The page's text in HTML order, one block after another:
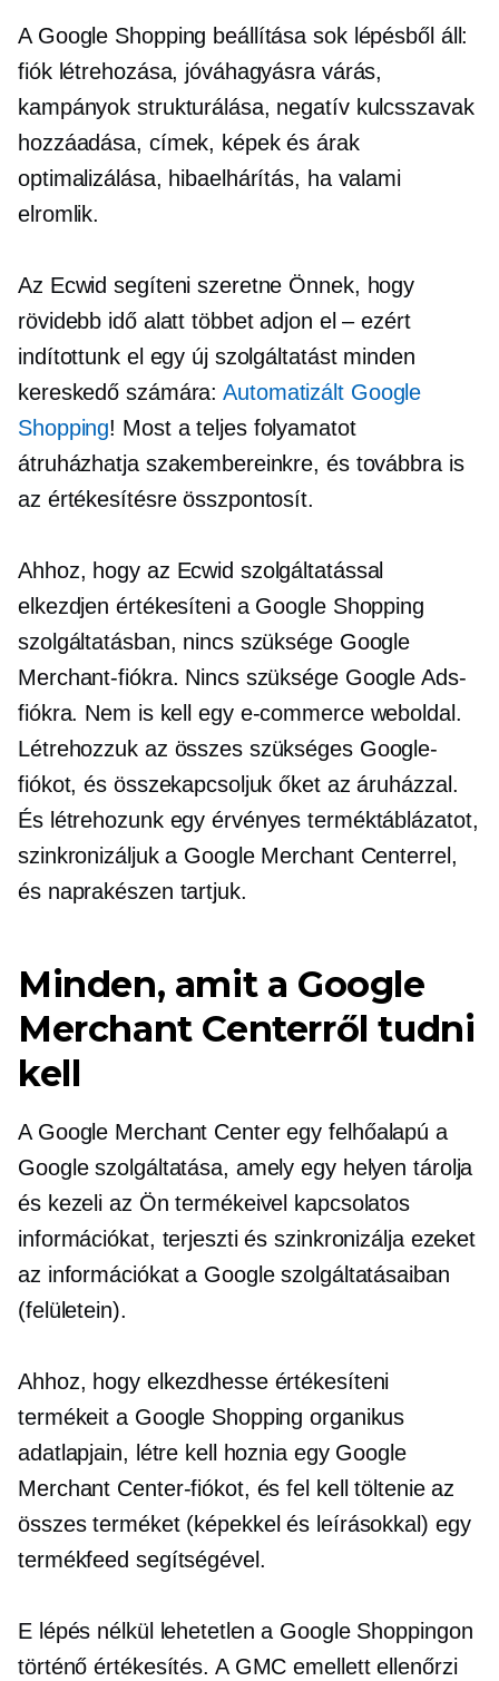
A Google Shopping beállítása sok lépésből áll:
fiók létrehozása, jóváhagyásra várás,
kampányok strukturálása, negatív kulcsszavak
hozzáadása, címek, képek és árak
optimalizálása, hibaelhárítás, ha valami
elromlik.
Az Ecwid segíteni szeretne Önnek, hogy
rövidebb idő alatt többet adjon el – ezért
indítottunk el egy új szolgáltatást minden
kereskedő számára:Automatizált Google
Shopping! Most a teljes folyamatot
átruházhatja szakembereinkre, és továbbra is
az értékesítésre összpontosít.
Ahhoz, hogy az Ecwid szolgáltatással
elkezdjen értékesíteni a Google Shopping
szolgáltatásban, nincs szüksége Google
Merchant-fiókra. Nincs szüksége Google Ads-
fiókra. Nem is kell egy e-commerceweboldal.
Létrehozzuk az összes szükséges Google-
fiókot, és összekapcsoljuk őket az áruházzal.
És létrehozunk egy érvényes terméktáblázatot,
szinkronizáljuk a Google Merchant Centerrel,
és naprakészen tartjuk.
Minden, amit a Google
Merchant Centerről tudni
kell
A Google Merchant Center egyfelhőalapú a
Google szolgáltatása, amely egy helyen tárolja
és kezeli az Ön termékeivel kapcsolatos
információkat, terjeszti és szinkronizálja ezeket
az információkat a Google szolgáltatásaiban
(felületein).
Ahhoz, hogy elkezdhesse értékesíteni
termékeit a Google Shopping organikus
adatlapjain, létre kell hoznia egy Google
Merchant Center-fiókot, és fel kell töltenie az
összes terméket (képekkel és leírásokkal) egy
termékfeed segítségével.
E lépés nélkül lehetetlen a Google Shoppingon
történő értékesítés. A GMC emellett ellenőrzi